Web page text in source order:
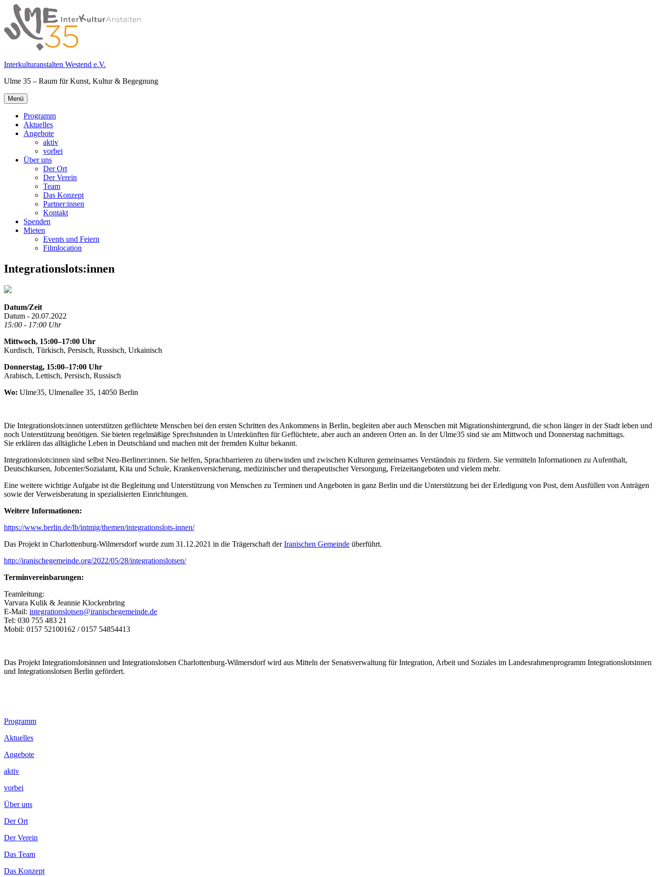
Springe
zum
Inhalt
Interkulturanstalten Westend e.V.
Ulme 35 – Raum für Kunst, Kultur & Begegnung
Primäres
Menü
Menü
Programm
Aktuelles
Angebote
aktiv
vorbei
Über uns
Der Ort
Der Verein
Team
Das Konzept
Partner:innen
Kontakt
Spenden
Mieten
Events und Feiern
Filmlocation
Integrationslots:innen
Datum/Zeit
Datum - 20.07.2022
15:00 - 17:00 Uhr
Mittwoch, 15:00–17:00 Uhr
Kurdisch, Türkisch, Persisch, Russisch, Urkainisch
Donnerstag, 15:00–17:00 Uhr
Arabisch, Lettisch, Persisch, Russisch
Wo: Ulme35, Ulmenallee 35, 14050 Berlin
Die Integrationslots:innen unterstützen geflüchtete Menschen bei den ersten Schritten des Ankommens in Berlin, begleiten aber auch Menschen mit Migrationshintergrund, die schon länger in der Stadt leben und
noch Unterstützung benötigen. Sie bieten regelmäßige Sprechstunden in Unterkünften für Geflüchtete, aber auch an anderen Orten an. In der Ulme35 sind sie am Mittwoch und Donnerstag nachmittags.
Sie erklären das alltägliche Leben in Deutschland und machen mit der fremden Kultur bekannt.
Integrationslots:innen sind selbst Neu-Berliner:innen. Sie helfen, Sprachbarrieren zu überwinden und zwischen Kulturen gemeinsames Verständnis zu fördern. Sie vermitteln Informationen zu Aufenthalt,
Deutschkursen, Jobcenter/Sozialamt, Kita und Schule, Krankenversicherung, medizinischer und therapeutischer Versorgung, Freizeitangeboten und vielem mehr.
Eine weitere wichtige Aufgabe ist die Begleitung und Unterstützung von Menschen zu Terminen und Angeboten in ganz Berlin und die Unterstützung bei der Erledigung von Post, dem Ausfüllen von Anträgen
sowie der Verweisberatung in spezialisierten Einrichtungen.
Weitere Informationen:
https://www.berlin.de/lb/intmig/themen/integrationslots-innen/
Das Projekt in Charlottenburg-Wilmersdorf wurde zum 31.12.2021 in die Trägerschaft derIranischen Gemeinde überführt.
http://iranischegemeinde.org/2022/05/28/integrationslotsen/
Terminvereinbarungen:
Teamleitung:
Varvara Kulik & Jeannie Klockenbring
E-Mail: integrationslotsen@iranischegemeinde.de
Tel: 030 755 483 21
Mobil: 0157 52100162 / 0157 54854413
Das Projekt Integrationslotsinnen und Integrationslotsen Charlottenburg-Wilmersdorf wird aus Mitteln der Senatsverwaltung für Integration, Arbeit und Soziales im Landesrahmenprogramm Integrationslotsinnen
und Integrationslotsen Berlin gefördert.
Footer
Inhalt
Programm
Aktuelles
Angebote
aktiv
vorbei
Über uns
Der Ort
Der Verein
Das Team
Das Konzept